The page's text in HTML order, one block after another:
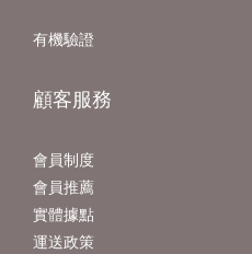
有機驗證
顧客服務
會員制度
會員推薦
實體據點
運送政策